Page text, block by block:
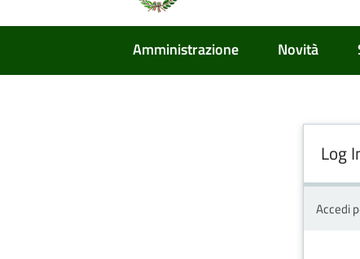
Amministrazione Novità
Log
Accedi